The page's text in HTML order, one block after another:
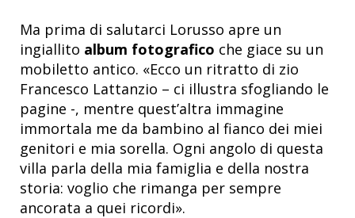
Ma prima di salutarci Lorusso apre un
ingiallito album fotografico che giace su un
mobiletto antico. «Ecco un ritratto di zio
Francesco Lattanzio – ci illustra sfogliando le
pagine -, mentre quest’altra immagine
immortala me da bambino al fianco dei miei
genitori e mia sorella. Ogni angolo di questa
villa parla della mia famiglia e della nostra
storia: voglio che rimanga per sempre
ancorata a quei ricordi».